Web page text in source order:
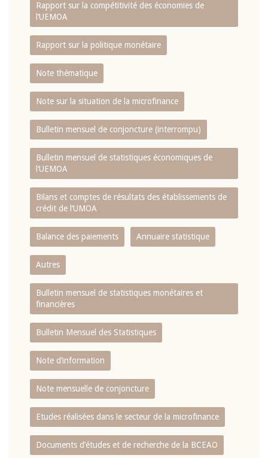
Rapport sur la compétitivité des économies de
l‘UEMOA
Rapport sur la politique monétaire
Note thématique
Note sur la situation de la microfinance
Bulletin mensuel de conjoncture (interrompu)
Bulletin mensuel de statistiques économiques de
l‘UEMOA
Bilans et comptes de résultats des établissements de
crédit de l‘UMOA
Balance des paiements Annuaire statistique
Autres
Bulletin mensuel de statistiques monétaires et
financières
Bulletin Mensuel des Statistiques
Note d’information
Note mensuelle de conjoncture
Etudes réalisées dans le secteur de la microfinance
Documents d’études et de recherche de la BCEAO